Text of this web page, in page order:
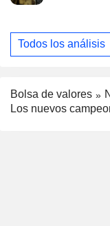
Todos los análisis
Bolsa de valores
Los nuevos